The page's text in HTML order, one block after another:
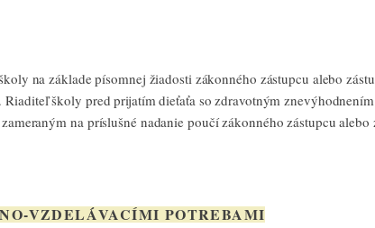
na základe písomnej žiadosti zákonného zástupcu alebo
školy pred prijatím dieťaťa so zdravotným
na príslušné nadanie poučí zákonného zástupcu
VZDELÁVACÍMI POTREBAMI